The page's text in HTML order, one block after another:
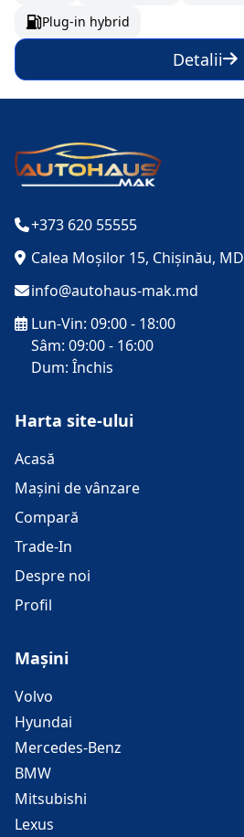
Plug-in hybrid
Detalii
+373 620 55555
Calea Moșilor 15, Chișinău, MD
info@autohaus-mak.md
Lun-Vin: 09:00 - 18:00
Sâm: 09:00 - 16:00
Dum: Închis
Harta site-ului
Acasă
Mașini de vânzare
Compară
Trade-In
Despre noi
Profil
Mașini
Volvo
Hyundai
Mercedes-Benz
BMW
Mitsubishi
Lexus